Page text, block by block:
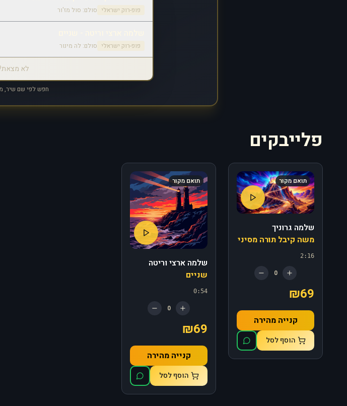
פופ-רוק ישראלי סולם: סול מז'ור
פופ-רוק ישראלי סולם: לה מינור
לא
חפש לפי שם שיר,
פלייבקים
תואם מקור
שלמה גרוניך
משה קיבל תורה מסיני
2:16
0
₪69
קנייה מהירה
הוסף לסל
תואם מקור
שלמה ארצי וריטה
שניים
0:54
0
₪69
קנייה מהירה
הוסף לסל